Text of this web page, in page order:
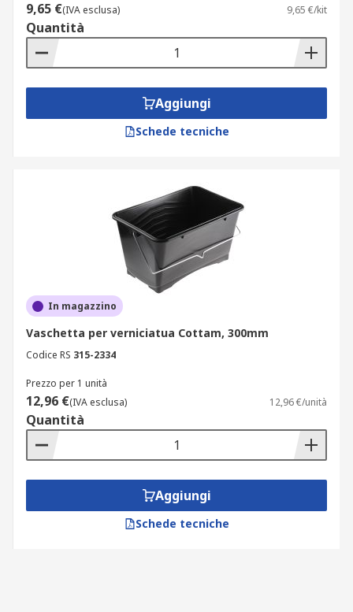
9,65 €(IVA esclusa) 9,65 €/kit
Quantità
Aggiungi
Schede tecniche
In magazzino
Vaschetta per verniciatua Cottam, 300mm
Codice RS 315-2334
Prezzo per 1 unità
12,96 €(IVA esclusa) 12,96 €/unità
Quantità
Aggiungi
Schede tecniche